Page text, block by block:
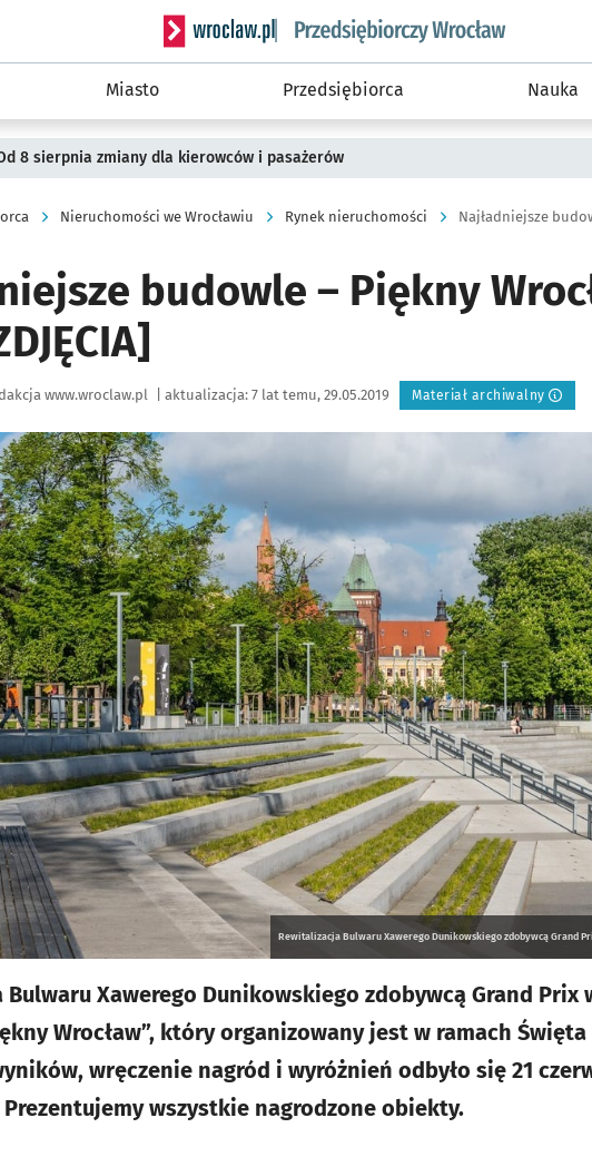
Serwis informacyjny wroclaw.pl podserwis:
Miasto Przedsiębiorca Nauka
8 sierpnia zmiany dla kierowców i pasażerów
Nieruchomości we Wrocławiu Rynek nieruchomości Najładniejsze
budowle – Piękny
www.wroclaw.pl aktualizacja: 7 lat temu, 29.05.2019 Materiał archiwalny
Rewitalizacja Bulwaru Xawerego Dunikowskiego zdobywcą Grand
Xawerego Dunikowskiego zdobywcą Grand Prix
Wrocław”, który organizowany jest w ramach Święta
wręczenie nagród i wyróżnień odbyło się 21
wszystkie nagrodzone obiekty.